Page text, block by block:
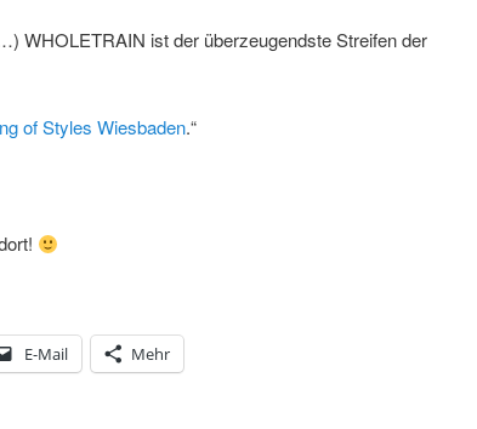
WHOLETRAIN ist der überzeugendste Streifen der
of Styles Wiesbaden.“
E-Mail Mehr